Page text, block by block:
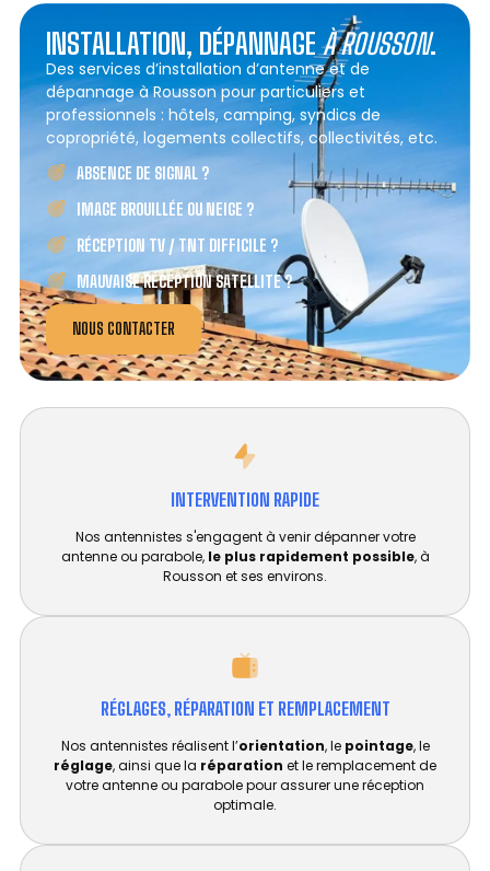
INSTALLATION, DÉPANNAGEÀ ROUSSON.
Des services d’installation d’antenne et de
dépannage à Rousson pour particuliers et
professionnels : hôtels, camping, syndics de
copropriété, logements collectifs, collectivités, etc.
ABSENCE DE SIGNAL ?
IMAGE BROUILLÉE OU NEIGE ?
RÉCEPTION TV / TNT DIFFICILE ?
MAUVAISE RÉCEPTION SATELLITE ?
NOUS CONTACTER
INTERVENTION RAPIDE
Nos antennistes s'engagent à venir dépanner votre
antenne ou parabole, le plus rapidement possible, à
Rousson et ses environs.
RÉGLAGES, RÉPARATION ET REMPLACEMENT​
Nos antennistes réalisent l’orientation, le pointage, le
réglage, ainsi que la réparation et le remplacement de
votre antenne ou parabole pour assurer une réception
optimale.